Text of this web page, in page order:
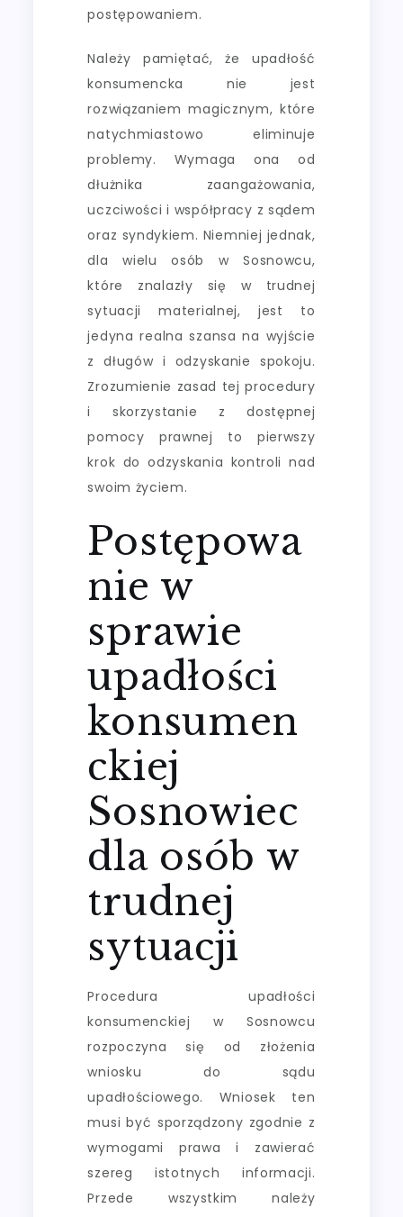
postępowaniem.
Należy pamiętać, że upadłość
konsumencka nie jest
rozwiązaniem magicznym, które
natychmiastowo eliminuje
problemy. Wymaga ona od
dłużnika zaangażowania,
uczciwości i współpracy z sądem
oraz syndykiem. Niemniej jednak,
dla wielu osób w Sosnowcu,
które znalazły się w trudnej
sytuacji materialnej, jest to
jedyna realna szansa na wyjście
z długów i odzyskanie spokoju.
Zrozumienie zasad tej procedury
i skorzystanie z dostępnej
pomocy prawnej to pierwszy
krok do odzyskania kontroli nad
swoim życiem.
Postępowa
nie w
sprawie
upadłości
konsumen
ckiej
Sosnowiec
dla osób w
trudnej
sytuacji
Procedura upadłości
konsumenckiej w Sosnowcu
rozpoczyna się od złożenia
wniosku do sądu
upadłościowego. Wniosek ten
musi być sporządzony zgodnie z
wymogami prawa i zawierać
szereg istotnych informacji.
Przede wszystkim należy